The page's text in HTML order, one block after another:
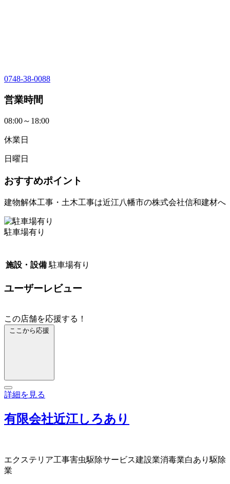
0748-38-0088
営業時間
08:00～18:00
休業日
日曜日
おすすめポイント
建物解体工事・土木工事は近江八幡市の株式会社信和建材へ
駐車場有り
施設・設備 駐車場有り
ユーザーレビュー
この店舗を応援する！
ここから応援
詳細を見る
有限会社近江しろあり
エクステリア工事害虫駆除サービス建設業消毒業白あり駆除
業